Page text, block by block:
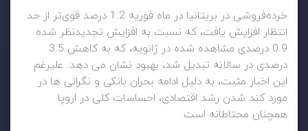
خرده‌فروشی در بریتانیا در ماه فوریه 1.2 درصد قوی‌تر از حد
انتظار افزایش یافت، که نسبت به افزایش تجدیدنظر شده
0.9 درصدی مشاهده شده در ژانویه، که به کاهش 3.5
درصدی در سالانه تبدیل شد، بهبود نشان می دهد. علیرغم
این اخبار مثبت، به دلیل ادامه بحران بانکی و نگرانی ها در
مورد کند شدن رشد اقتصادی، احساسات کلی در اروپا
همچنان محتاطانه است.